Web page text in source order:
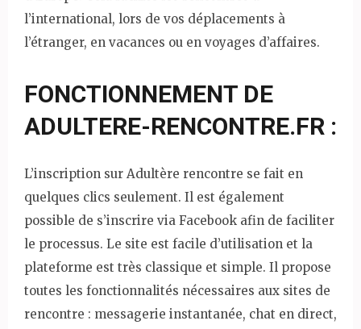
l’international, lors de vos déplacements à
l’étranger, en vacances ou en voyages d’affaires.
FONCTIONNEMENT DE
ADULTERE-RENCONTRE.FR :
L’inscription sur Adultère rencontre se fait en
quelques clics seulement. Il est également
possible de s’inscrire via Facebook afin de faciliter
le processus. Le site est facile d’utilisation et la
plateforme est très classique et simple. Il propose
toutes les fonctionnalités nécessaires aux sites de
rencontre : messagerie instantanée, chat en direct,